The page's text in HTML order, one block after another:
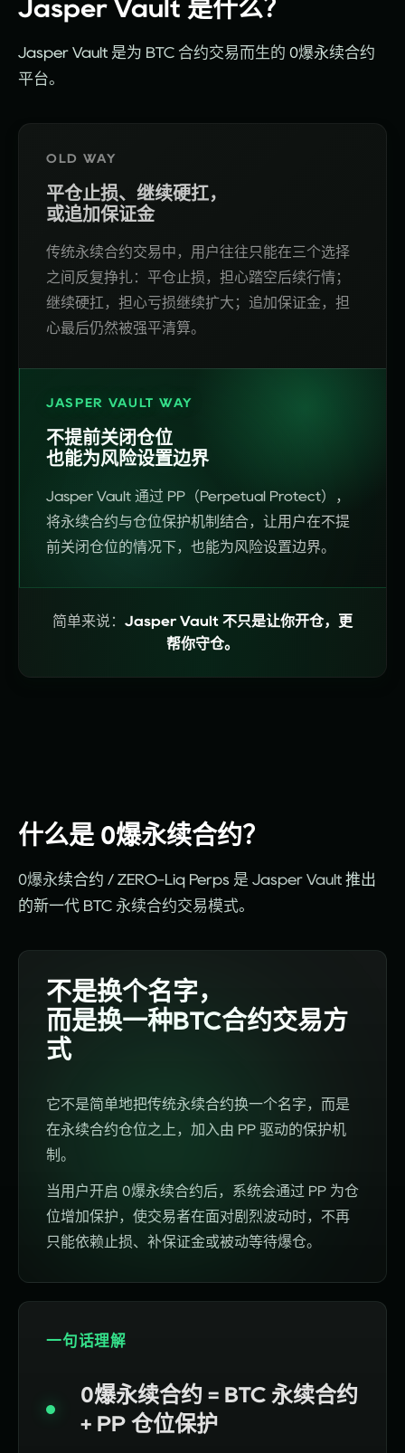
Jasper Vault 是什么？
Jasper Vault 是为 BTC 合约交易而生的 0爆永续合约
平台。
OLD WAY
平仓止损、继续硬扛，
或追加保证金
传统永续合约交易中，用户往往只能在三个选择
之间反复挣扎：平仓止损，担心踏空后续行情；
继续硬扛，担心亏损继续扩大；追加保证金，担
心最后仍然被强平清算。
JASPER VAULT WAY
不提前关闭仓位
也能为风险设置边界
Jasper Vault 通过 PP（Perpetual Protect），
将永续合约与仓位保护机制结合，让用户在不提
前关闭仓位的情况下，也能为风险设置边界。
简单来说： Jasper Vault 不只是让你开仓，更
帮你守仓。
什么是 0爆永续合约？
0爆永续合约 / ZERO-Liq Perps 是 Jasper Vault 推出
的新一代 BTC 永续合约交易模式。
不是换个名字，
而是换一种BTC合约交易方
式
它不是简单地把传统永续合约换一个名字，而是
在永续合约仓位之上，加入由 PP 驱动的保护机
制。
当用户开启 0爆永续合约后，系统会通过 PP 为仓
位增加保护，使交易者在面对剧烈波动时，不再
只能依赖止损、补保证金或被动等待爆仓。
一句话理解
0爆永续合约 = BTC 永续合约
+ PP 仓位保护